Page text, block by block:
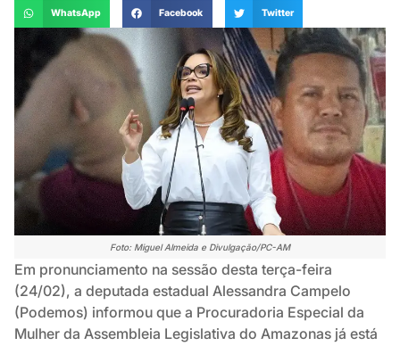
WhatsApp Facebook Twitter
Foto: Miguel Almeida e Divulgação/PC-AM
Em pronunciamento na sessão desta terça-feira
(24/02), a deputada estadual Alessandra Campelo
(Podemos) informou que a Procuradoria Especial da
Mulher da Assembleia Legislativa do Amazonas já está